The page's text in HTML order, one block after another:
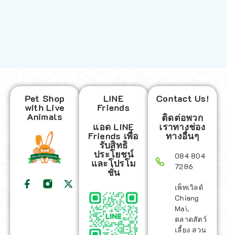
Pet Shop
with Live
Animals
LINE
Friends
แอด LINE
Friends เพื่อ
รับสิทธิ
ประโยชน์
และโปรโม
ชั่น
Contact Us!
ติดต่อพวก
เราทางช่อง
ทางอื่นๆ
084 804
7286
เพ็ทเวิลด์
Chiang
Mai,
ตลาดสัตว์
เลี้ยง สวน